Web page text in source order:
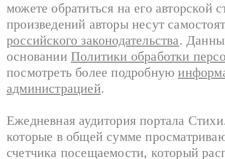
можете обратиться на его авторской
произведений авторы несут
российского законодательства.
основании Политики обработки
посмотреть более подробную
администрацией.
Ежедневная аудитория портала
которые в общей сумме
счетчика посещаемости, который